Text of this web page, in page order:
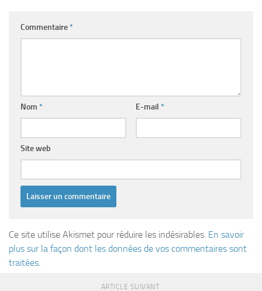
Commentaire*
Nom * E-mail *
Site web
Ce site utilise Akismet pour réduire les indésirables. En savoir
plus sur la façon dont les données de vos commentaires sont
traitées.
ARTICLE SUIVANT